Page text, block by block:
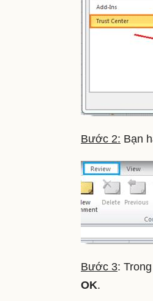
Bước 2: Bạn
Bước 3:
OK.